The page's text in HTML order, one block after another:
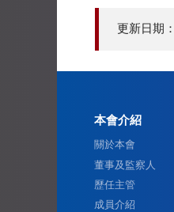
更新日期：
本會介紹
關於本會
董事及監察人
歷任主管
成員介紹